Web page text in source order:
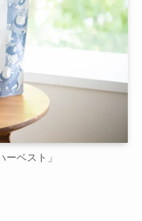
ーベスト」